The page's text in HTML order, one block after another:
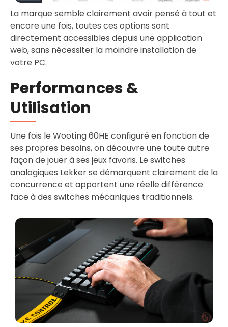
La marque semble clairement avoir pensé à tout et
encore une fois, toutes ces options sont
directement accessibles depuis une application
web, sans nécessiter la moindre installation de
votre PC.
Performances &
Utilisation
Une fois le Wooting 60HE configuré en fonction de
ses propres besoins, on découvre une toute autre
façon de jouer à ses jeux favoris. Le switches
analogiques Lekker se démarquent clairement de la
concurrence et apportent une réelle différence
face à des switches mécaniques traditionnels.